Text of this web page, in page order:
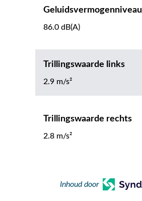
Geluidsvermogenniveau
86.0 dB(A)
Trillingswaarde links
2.9 m/s²
Trillingswaarde rechts
2.8 m/s²
Inhoud door